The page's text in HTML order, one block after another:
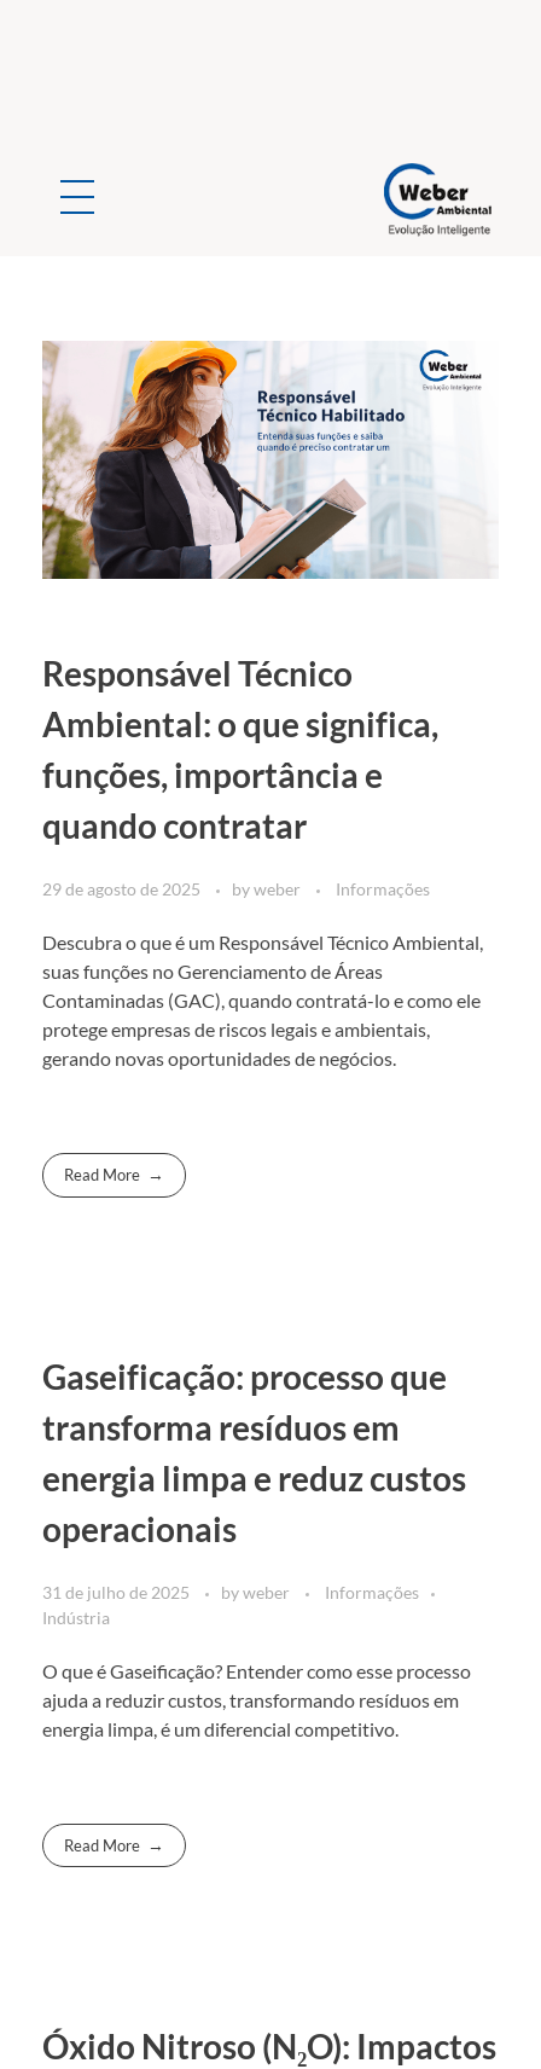
Responsável Técnico
Ambiental: o que significa,
funções, importância e
quando contratar
29 de agosto de 2025 byweber Informações
Descubra o que é um Responsável Técnico Ambiental,
suas funções no Gerenciamento de Áreas
Contaminadas (GAC), quando contratá-lo e como ele
protege empresas de riscos legais e ambientais,
gerando novas oportunidades de negócios.
Read More
Gaseificação: processo que
transforma resíduos em
energia limpa e reduz custos
operacionais
31 de julho de 2025 byweber
Informações
Indústria
O que é Gaseificação? Entender como esse processo
ajuda a reduzir custos, transformando resíduos em
energia limpa, é um diferencial competitivo.
Read More
Óxido Nitroso (N₂O): Impactos